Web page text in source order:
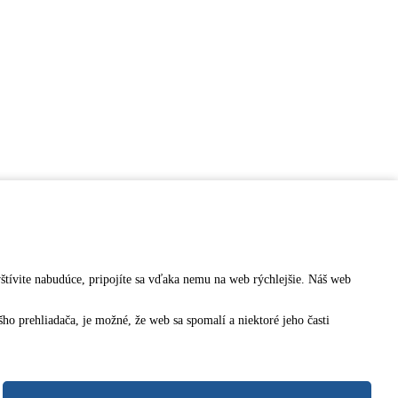
nabudúce, pripojíte sa vďaka nemu na web rýchlejšie. Náš web
prehliadača, je možné, že web sa spomalí a niektoré jeho časti